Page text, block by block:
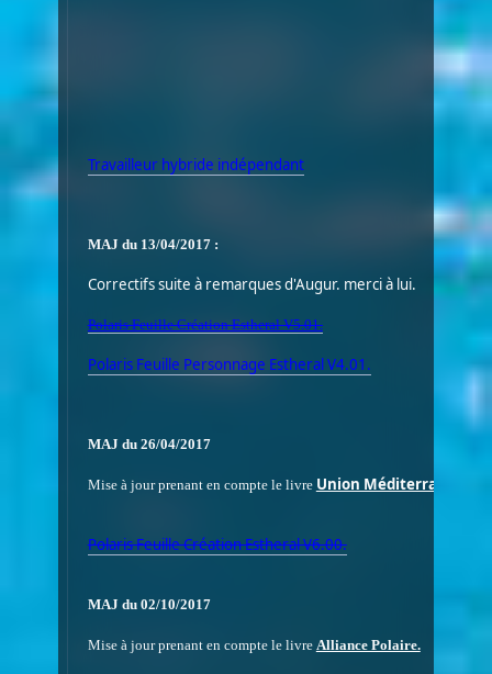
Travailleur hybride indépendant
MAJ du 13/04/2017 :
Correctifs suite à remarques d'Augur. merci à lui.
Polaris Feuille Création Estheral V5.01.
Polaris Feuille Personnage Estheral V4.01.
MAJ du 26/04/2017
Mise à jour prenant en compte le livre Union
Polaris Feuille Création Estheral V6.00.
MAJ du 02/10/2017
Mise à jour prenant en compte le livre Alliance Polaire.